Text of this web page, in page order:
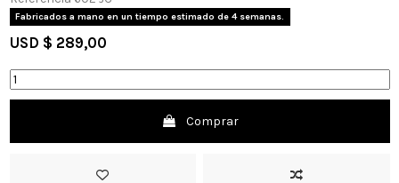
Fabricados a mano en un tiempo estimado de 4 semanas.
USD $ 289,00
Comprar